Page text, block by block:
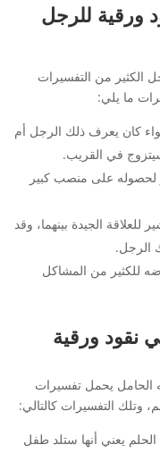
ورقية للرجل
الكثير من التفسيرات
ما يلي:
كان يعرف ذلك الرجل أم
في القريب.
لحصوله على منصب كبير
الجيدة بينهما، وقد
الرجل.
للكثير من المشاكل
ورقية
الحامل يحمل تفسيرات
وتلك التفسيرات كالتالي:
يعني أنها ستلد طفل